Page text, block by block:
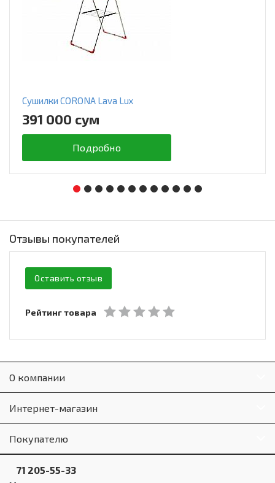
Сушилки CORONA Lava Lux
391 000 сум
Подробно
Отзывы покупателей
Оставить отзыв
Рейтинг товара
О компании
Интернет-магазин
Покупателю
71 205-55-33